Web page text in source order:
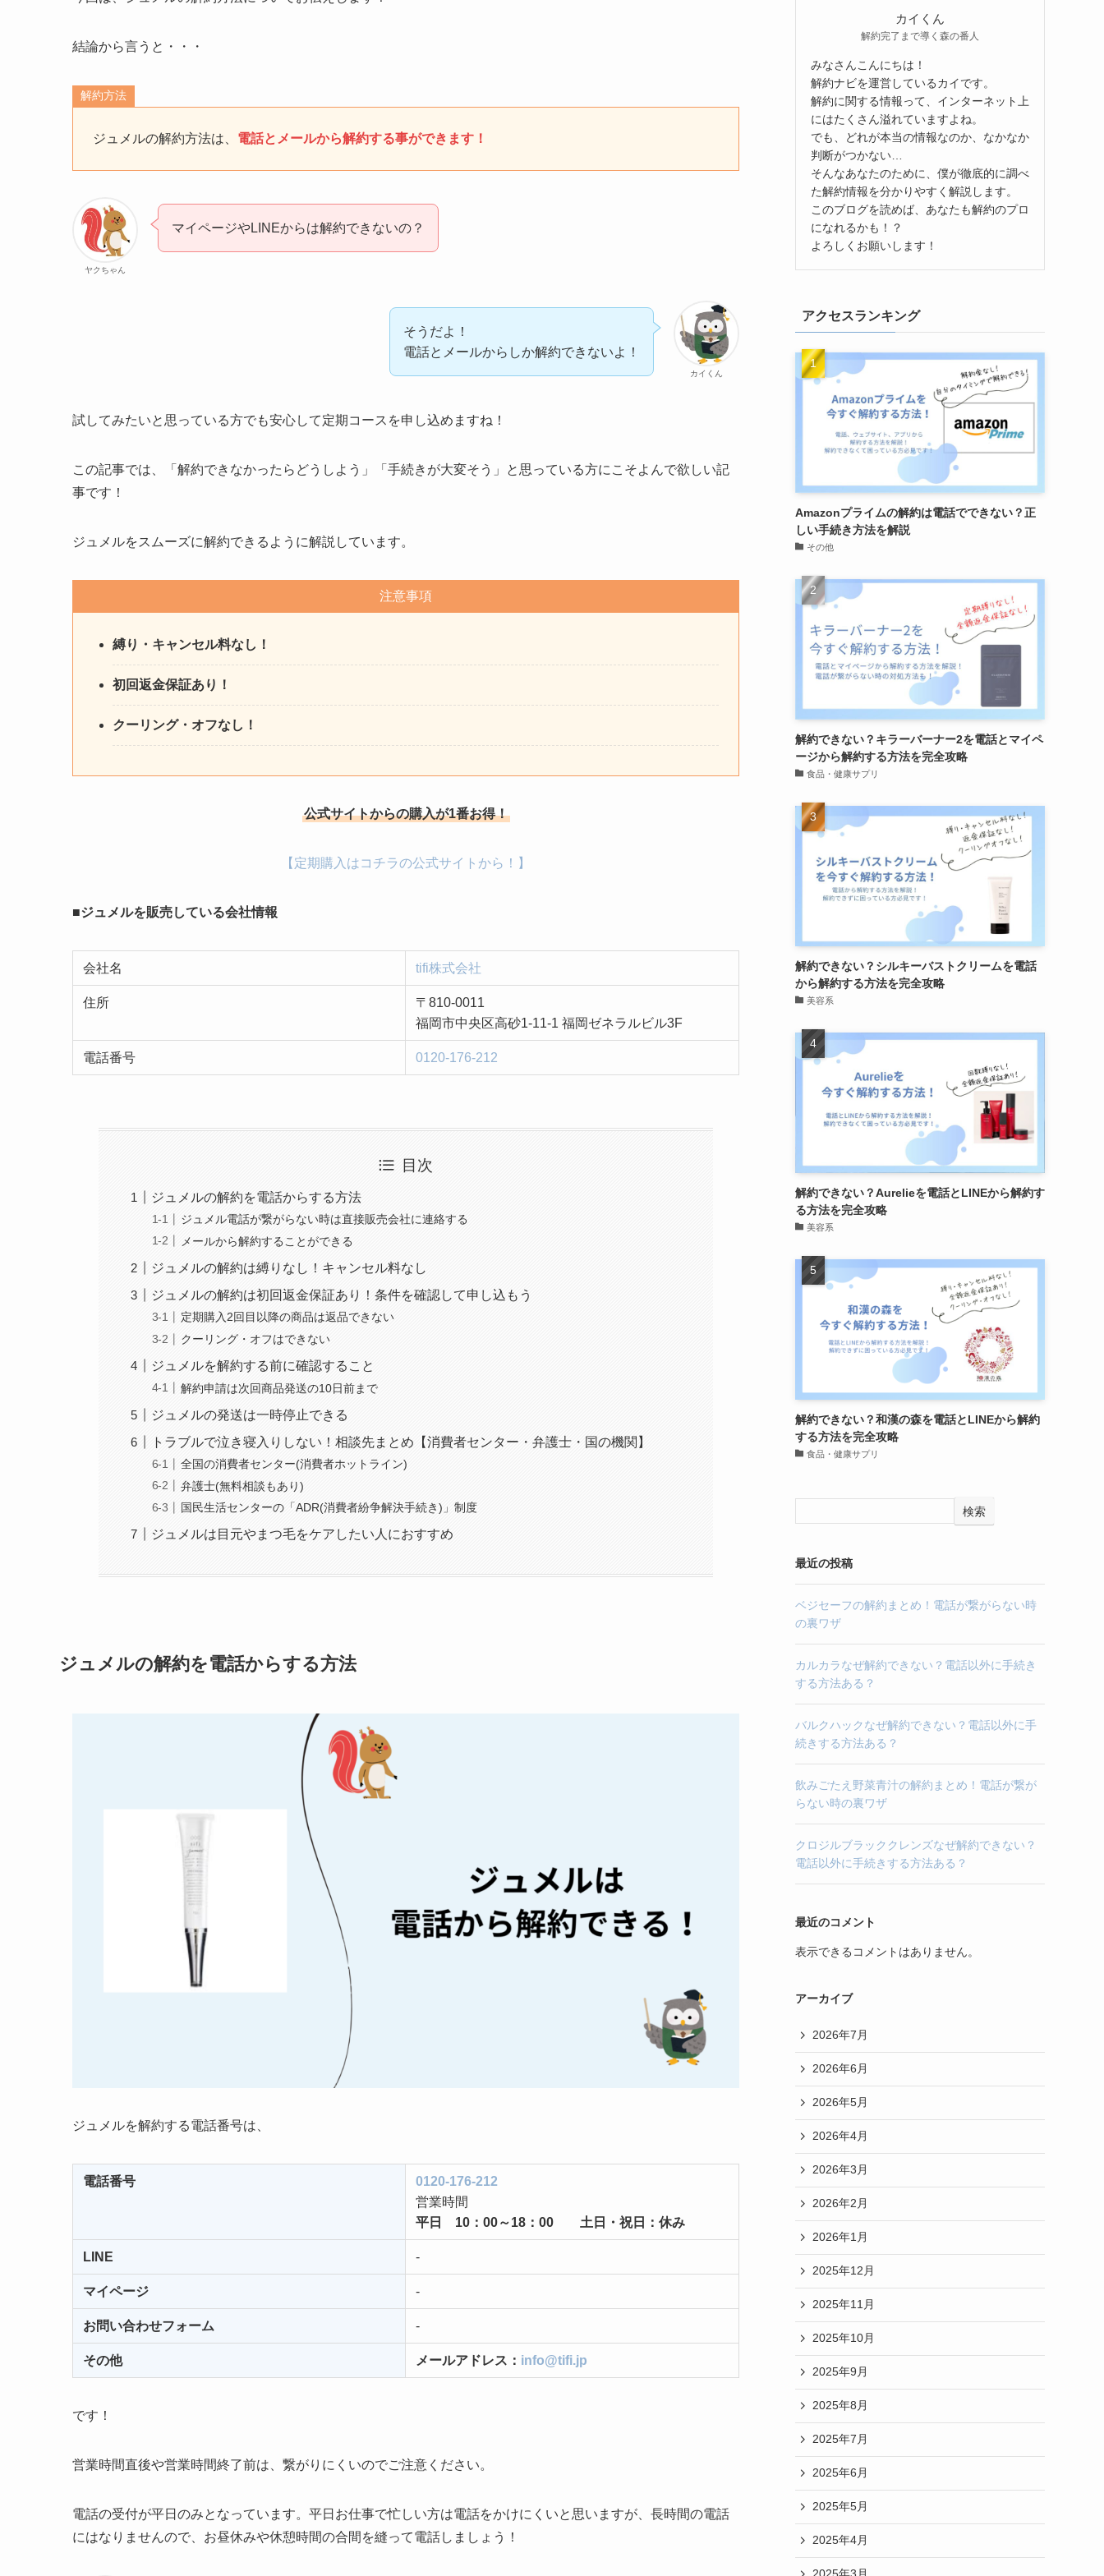
結論から言うと・・・
解約方法
ジュメルの解約方法は、 電話とメールから解約する事ができます！
ヤクちゃん
マイページやLINEからは解約できないの？
カイくん
そうだよ！
電話とメールからしか解約できないよ！
試してみたいと思っている方でも安心して定期コースを申し込めますね！
この記事では、「解約できなかったらどうしよう」「手続きが大変そう」と思っている方にこそよんで欲しい記
事です！
ジュメルをスムーズに解約できるように解説しています。
注意事項
縛り・キャンセル料なし！
初回返金保証あり！
クーリング・オフなし！
公式サイトからの購入が1番お得！
【定期購入はコチラの公式サイトから！】
■ジュメルを販売している会社情報
会社名 tifi株式会社
住所
〒810-0011
福岡市中央区高砂1-11-1 福岡ゼネラルビル3F
電話番号 0120-176-212
目次
ジュメルの解約を電話からする方法
ジュメル電話が繋がらない時は直接販売会社に連絡する
メールから解約することができる
ジュメルの解約は縛りなし！キャンセル料なし
ジュメルの解約は初回返金保証あり！条件を確認して申し込もう
定期購入2回目以降の商品は返品できない
クーリング・オフはできない
ジュメルを解約する前に確認すること
解約申請は次回商品発送の10日前まで
ジュメルの発送は一時停止できる
トラブルで泣き寝入りしない！相談先まとめ【消費者センター・弁護士・国の機関】
全国の消費者センター(消費者ホットライン)
弁護士(無料相談もあり)
国民生活センターの「ADR(消費者紛争解決手続き)」制度
ジュメルは目元やまつ毛をケアしたい人におすすめ
ジュメルの解約を電話からする方法
ジュメルを解約する電話番号は、
電話番号
0120-176-212
営業時間
平日 10：00～18：00 土日・祝日：休み
LINE -
マイページ -
お問い合わせフォーム -
その他 メールアドレス： info@tifi.jp
です！
営業時間直後や営業時間終了前は、繋がりにくいのでご注意ください。
電話の受付が平日のみとなっています。平日お仕事で忙しい方は電話をかけにくいと思いますが、長時間の電話
にはなりませんので、お昼休みや休憩時間の合間を縫って電話しましょう！
カイくん
解約完了まで導く森の番人
みなさんこんにちは！
解約ナビを運営しているカイです。
解約に関する情報って、インターネット上
にはたくさん溢れていますよね。
でも、どれが本当の情報なのか、なかなか
判断がつかない…
そんなあなたのために、僕が徹底的に調べ
た解約情報を分かりやすく解説します。
このブログを読めば、あなたも解約のプロ
になれるかも！？
よろしくお願いします！
アクセスランキング
Amazonプライムの解約は電話でできない？正
しい手続き方法を解説
その他
解約できない？キラーバーナー2を電話とマイペ
ージから解約する方法を完全攻略
食品・健康サプリ
解約できない？シルキーバストクリームを電話
から解約する方法を完全攻略
美容系
解約できない？Aurelieを電話とLINEから解約す
る方法を完全攻略
美容系
解約できない？和漢の森を電話とLINEから解約
する方法を完全攻略
食品・健康サプリ
検索
最近の投稿
ベジセーフの解約まとめ！電話が繋がらない時
の裏ワザ
カルカラなぜ解約できない？電話以外に手続き
する方法ある？
バルクハックなぜ解約できない？電話以外に手
続きする方法ある？
飲みごたえ野菜青汁の解約まとめ！電話が繋が
らない時の裏ワザ
クロジルブラッククレンズなぜ解約できない？
電話以外に手続きする方法ある？
最近のコメント
表示できるコメントはありません。
アーカイブ
2026年7月
2026年6月
2026年5月
2026年4月
2026年3月
2026年2月
2026年1月
2025年12月
2025年11月
2025年10月
2025年9月
2025年8月
2025年7月
2025年6月
2025年5月
2025年4月